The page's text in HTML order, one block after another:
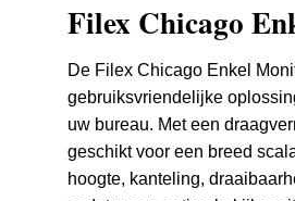
Filex Chicago
De Filex Chicago Enkel
gebruiksvriendelijke
uw bureau. Met een
geschikt voor een breed
hoogte, kanteling,